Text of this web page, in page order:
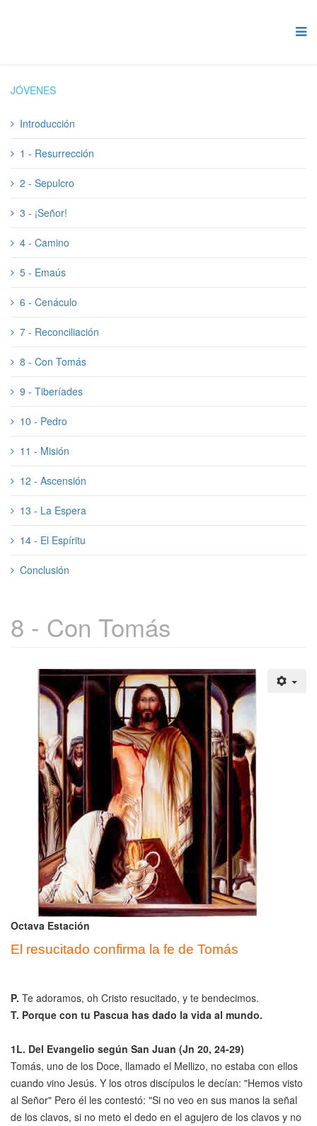
JÓVENES
Introducción
1 - Resurrección
2 - Sepulcro
3 - ¡Señor!
4 - Camino
5 - Emaús
6 - Cenáculo
7 - Reconciliación
8 - Con Tomás
9 - Tiberíades
10 - Pedro
11 - Misión
12 - Ascensión
13 - La Espera
14 - El Espíritu
Conclusión
8 - Con Tomás
Octava Estación
El resucitado confirma la fe de Tomás
P. Te adoramos, oh Cristo resucitado, y te bendecimos.
T. Porque con tu Pascua has dado la vida al mundo.
1L. Del Evangelio según San Juan (Jn 20, 24-29)
Tomás, uno de los Doce, llamado el Mellizo, no estaba con ellos
cuando vino Jesús. Y los otros discípulos le decían: "Hemos visto
al Señor" Pero él les contestó: "Si no veo en sus manos la señal
de los clavos, si no meto el dedo en el agujero de los clavos y no